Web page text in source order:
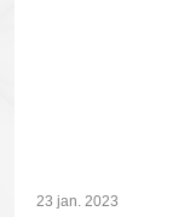
23 jan. 2023